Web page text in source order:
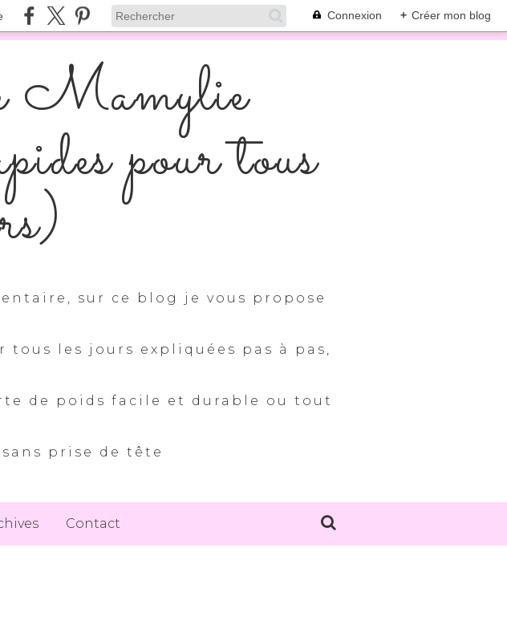
Connexion + Créer mon blog
Mamylie
pour tous
sur ce blog je vous propose
les jours expliquées pas à pas,
de poids facile et durable ou tout
prise de tête
Contact